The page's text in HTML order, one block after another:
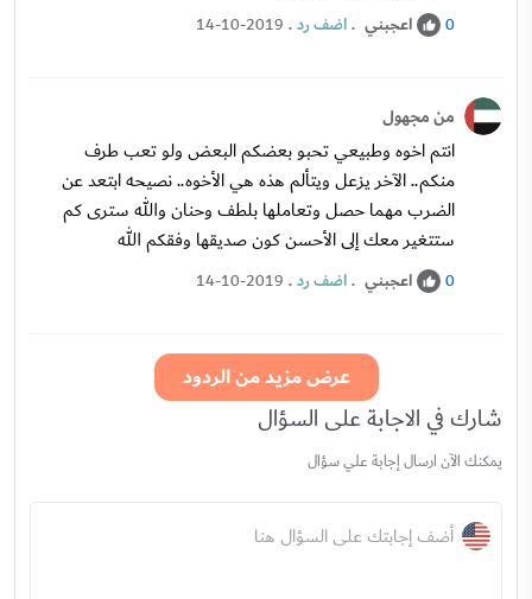
0 اعجبني .اضف رد.
14-10-2019
من مجهول
انتم اخوه وطبيعي تحبو بعضكم البعض ولو تعب طرف
منكم.. الآخر يزعل ويتألم هذه هي الأخوه.. نصيحه ابتعد عن
الضرب مهما حصل وتعاملها بلطف وحنان والله سترى كم
ستتغير معك إلى الأحسن كون صديقها وفقكم الله
0 اعجبني .اضف رد.
14-10-2019
عرض مزيد من الردود
شارك في الاجابة على السؤال
يمكنك الآن ارسال إجابة علي سؤال
أضف إجابتك على السؤال هنا